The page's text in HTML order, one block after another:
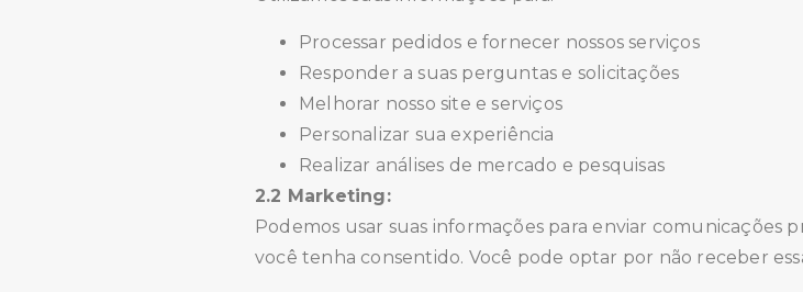
Processar pedidos e fornecer nossos serviços
Responder a suas perguntas e solicitações
Melhorar nosso site e serviços
Personalizar sua experiência
Realizar análises de mercado e pesquisas
2.2 Marketing:
Podemos usar suas informações para enviar comunicações
você tenha consentido. Você pode optar por não receber